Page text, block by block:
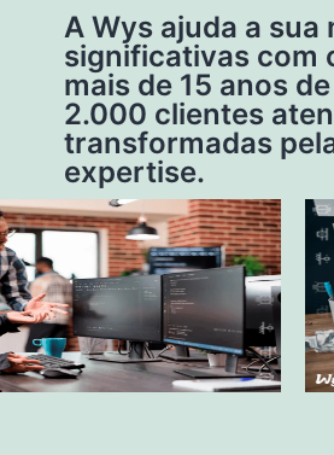
A Wys ajuda a
significativas com
mais de 15 anos
2.000 clientes
transformadas
expertise.